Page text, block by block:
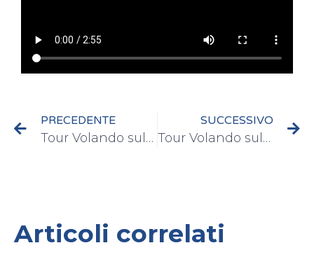
PRECEDENTE
Tour Volando sulle onde della vita – Valle d’Aosta – Villeneuve 25/07/2015
SUCCESSIVO
Tour Volando sulle onde della vita – Mergozzo 29/07/2015
Articoli correlati